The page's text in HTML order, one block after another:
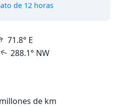
de 12 horas
71.8° E
↑ 288.1° NW
de km